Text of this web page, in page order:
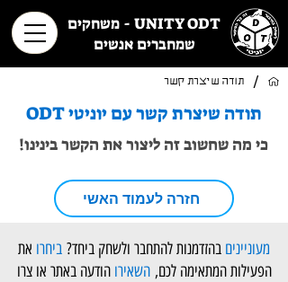
UNITY ODT - משחקים
שמחברים אנשים
/ תודה שיצרת קשר
​תודה שיצרת קשר עם יוניטי ODT
כי מה שחשוב זה ליצור את הקשר בינינו!
חזרה לעמוד האשי
מעוניינים בהזדמנות להתחבר ולשחק ביחד? ביחרו את
הפעילות המתאימה לכם,השאירוהודעה באתר או צרו